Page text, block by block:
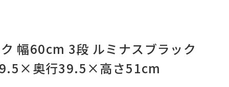
幅60cm 3段 ルミナスブラック
奥行39.5×高さ51cm